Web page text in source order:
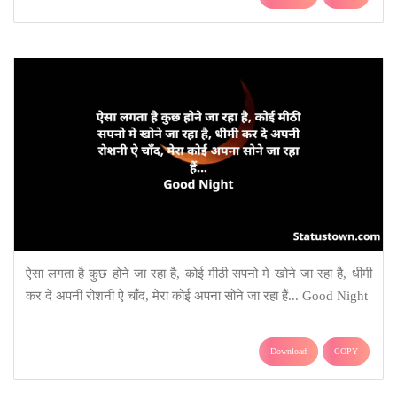
ऐसा लगता है कुछ होने जा रहा है, कोई मीठी सपनो मे खोने जा रहा है, धीमी
कर दे अपनी रोशनी ऐ चाँद, मेरा कोई अपना सोने जा रहा हैं... Good Night
Download COPY